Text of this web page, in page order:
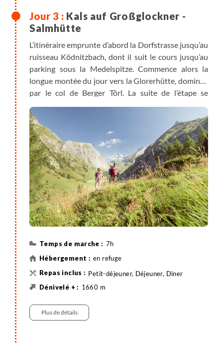
Kals auf Großglockner -
Salmhütte
L’itinéraire emprunte d’abord la Dorfstrasse jusqu’au
ruisseau Ködnitzbach, dont il suit le cours jusqu’au
parking sous la Medelspitze. Commence alors la
longue montée du jour vers la Glorerhütte, dominée
par le col de Berger Törl. La suite de l’étape se
déroule plus paisiblement, décrivant une boucle à
travers un relief ondulé jusqu’à la Salmhütte, où
se termine la journée. Nuit en refuge, en dortoir, sans
les bagages.
7h
en refuge
Petit-déjeuner, Déjeuner, Diner
1660 m
Randonnée
Plus de détails